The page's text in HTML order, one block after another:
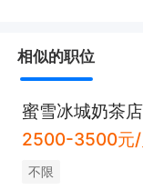
相似的职位
蜜雪冰城奶茶
2500-3500元/
不限